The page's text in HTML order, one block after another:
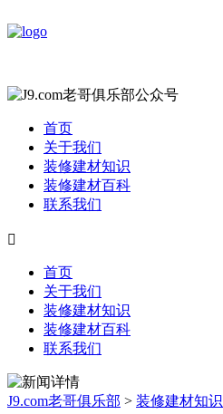
首页
关于我们
装修建材知识
装修建材百科
联系我们

首页
关于我们
装修建材知识
装修建材百科
联系我们
J9.com老哥俱乐部 > 装修建材知识